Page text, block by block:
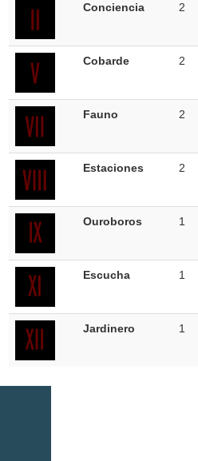
Conciencia 2
Cobarde 2
Fauno 2
Estaciones 2
Ouroboros 1
Escucha 1
Jardinero 1